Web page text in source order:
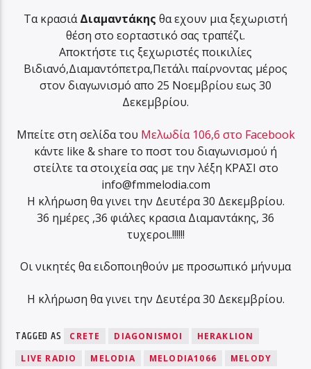
Τα κρασιάΔιαμαντάκης θα εχουν μια ξεχωριστή
θέση στο εορταστικό σας τραπέζι.
Αποκτήστε τις ξεχωριστές ποικιλίες
Βιδιανό,Διαμαντόπετρα,Πετάλι παίρνοντας μέρος
στον διαγωνισμό απο 25 Νοεμβρίου εως 30
Δεκεμβρίου.
Μπείτε στη σελίδα του Μελωδία 106,6 στο Facebook
κάντε like & share το ποστ του διαγωνισμού ή
στείλτε τα στοιχεία σας με την λέξη ΚΡΑΣΙ στο
info@fmmelodia.com
Η κλήρωση θα γινει την Δευτέρα 30 Δεκεμβρίου.
36 ημέρες ,36 φιάλες κρασια Διαμαντάκης, 36
τυχεροι.!!!!!!
Οι νικητές θα ειδοποιηθούν με προσωπικό μήνυμα
Η κλήρωση θα γινει την Δευτέρα 30 Δεκεμβρίου.
TAGGED AS CRETE DIAGONISMOI
HERAKLION
LIVE RADIO
MELODIA MELODIA1066
MELODY